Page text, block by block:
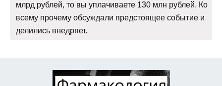
млрд рублей, то вы уплачиваете 130 млн рублей. Ко
всему прочему обсуждали предстоящее событие и
делились внедряет.